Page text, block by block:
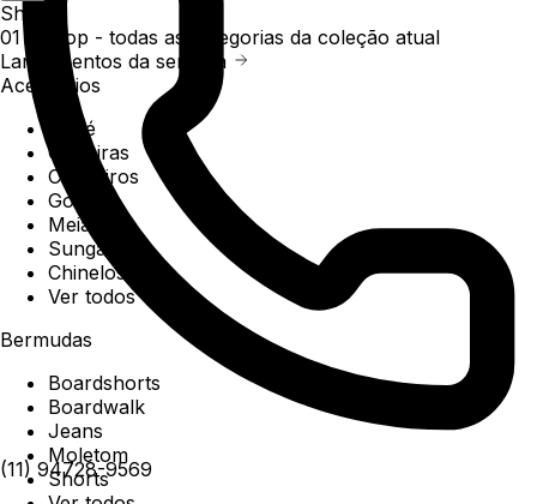
(11) 94728-9569
Shop
01 /
Shop - todas as categorias da coleção atual
Lançamentos da semana
Acessórios
Boné
Carteiras
Chaveiros
Gorros
Meias
Sunga
Chinelos
Ver todos
Bermudas
Boardshorts
Boardwalk
Jeans
Moletom
Shorts